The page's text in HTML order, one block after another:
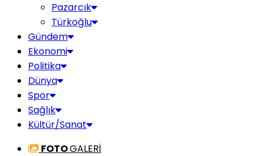
Pazarcık
Türkoğlu
Gündem
Ekonomi
Politika
Dünya
Spor
Sağlık
Kültür/Sanat
FOTOGALERİ